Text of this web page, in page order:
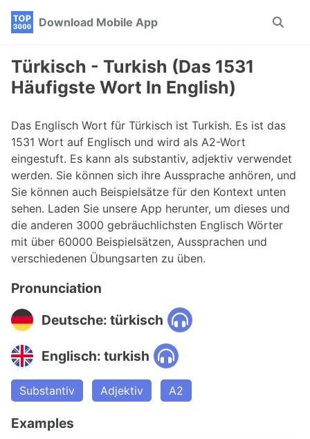
Skip
navigation
Skip
Skip
Download Mobile App
Toggle
Türkisch - Turkish (Das 1531
Häufigste Wort In English)
Das Englisch Wort für Türkisch ist Turkish. Es ist das
1531 Wort auf Englisch und wird als A2-Wort
eingestuft. Es kann als substantiv, adjektiv verwendet
werden. Sie können sich ihre Aussprache anhören, und
Sie können auch Beispielsätze für den Kontext unten
sehen. Laden Sie unsere App herunter, um dieses und
die anderen 3000 gebräuchlichsten Englisch Wörter
mit über 60000 Beispielsätzen, Aussprachen und
verschiedenen Übungsarten zu üben.
Pronunciation
Deutsche: türkisch
Englisch: turkish
Substantiv Adjektiv A2
Examples